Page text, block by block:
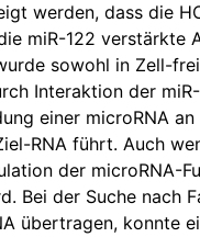
werden, dass die
miR-122 verstärkte
sowohl in Zell-
Interaktion der
einer microRNA
RNA führt. Auch
der microRNA-
Bei der Suche nach
übertragen, konnte